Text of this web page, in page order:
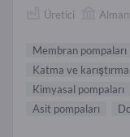
Üretici
Membran pompaları
Katma ve
Kimyasal pompaları
Asit pompaları